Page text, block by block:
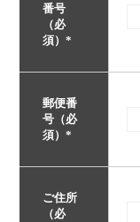
番号
（必
須）*
郵便番
号（必
須）*
ご住所
（必